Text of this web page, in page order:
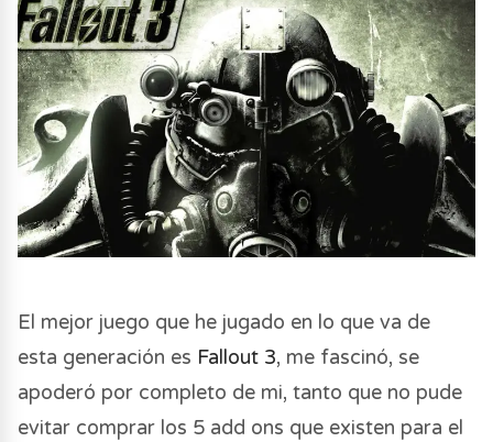
El mejor juego que he jugado en lo que va de
esta generación es Fallout 3, me fascinó, se
apoderó por completo de mi, tanto que no pude
evitar comprar los 5 add ons que existen para el